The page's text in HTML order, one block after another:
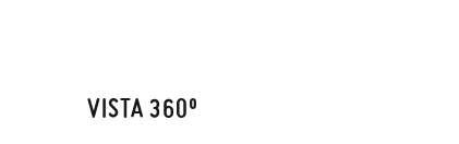
VISTA 360º